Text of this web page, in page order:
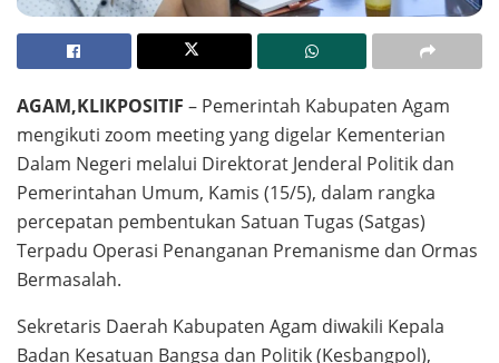
AGAM,KLIKPOSITIF – Pemerintah Kabupaten Agam
mengikuti zoom meeting yang digelar Kementerian
Dalam Negeri melalui Direktorat Jenderal Politik dan
Pemerintahan Umum, Kamis (15/5), dalam rangka
percepatan pembentukan Satuan Tugas (Satgas)
Terpadu Operasi Penanganan Premanisme dan Ormas
Bermasalah.
Sekretaris Daerah Kabupaten Agam diwakili Kepala
Badan Kesatuan Bangsa dan Politik (Kesbangpol),